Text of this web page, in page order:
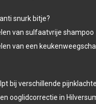
snurk bitje?
van sulfaatvrije shampoo
van een
bij verschillende
ooglidcorrectie in